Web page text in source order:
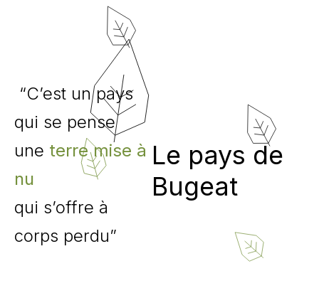
“C’est un pays
qui se pense
une terre mise à
nu
qui s’offre à
corps perdu”
Le pays de
Bugeat